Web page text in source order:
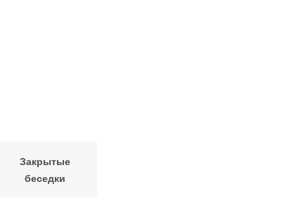
Закрытые
беседки